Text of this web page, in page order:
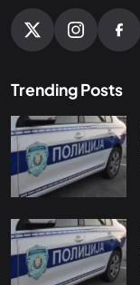
Trending Posts